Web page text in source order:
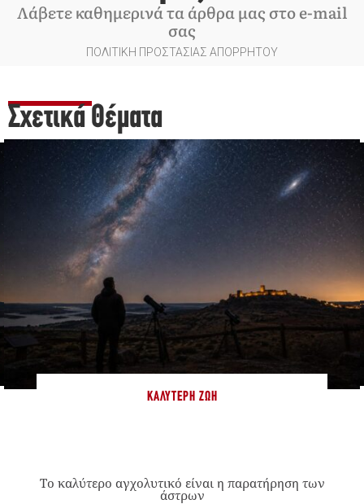
Λάβετε καθημερινά τα άρθρα μας στο e-mail
σας
ΠΟΛΙΤΙΚΗ ΠΡΟΣΤΑΣΙΑΣ ΑΠΟΡΡΗΤΟΥ
Σχετικά Θέματα
ΚΑΛΎΤΕΡΗ ΖΩΉ
Το καλύτερο αγχολυτικό είναι η παρατήρηση των
άστρων